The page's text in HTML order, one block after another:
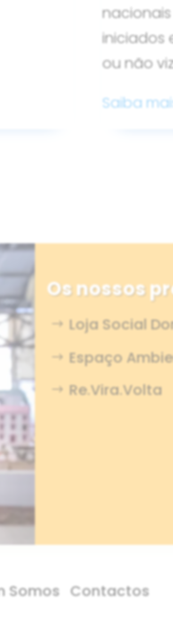
iniciados
ou não
Saiba
Os nossos
Loja Social
Espaço
Re.Vira.Volta
Somos Contactos